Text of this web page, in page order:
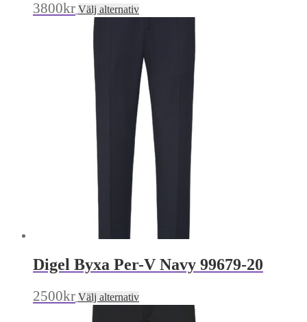
3800kr Välj alternativDen
här
flera
varianter.
De
olika
alternativen
kan
väljas
produktsidan
Digel Byxa Per-V Navy 99679-20
2500kr Välj alternativDen
här